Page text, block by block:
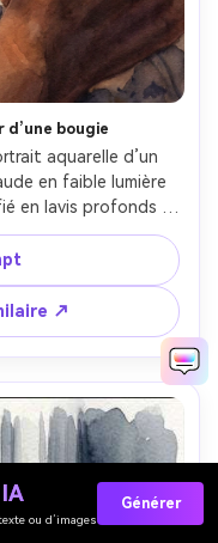
d’une bougie
aquarelle d’un
en faible lumière
en lavis profonds et
lisses, grain du
objectif 85mm,
--ar 4:5
↗
ou d’images
Générer